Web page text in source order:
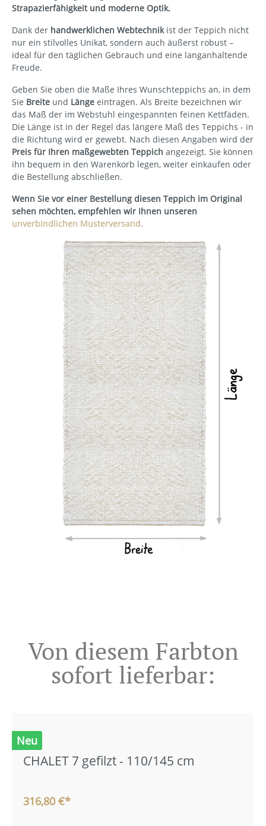
Strapazierfähigkeit und moderne Optik.
Dank der handwerklichen Webtechnikist der Teppich nicht
nur ein stilvolles Unikat, sondern auch äußerst robust –
ideal für den täglichen Gebrauch und eine langanhaltende
Freude.
Geben Sie oben die Maße Ihres Wunschteppichs an, in dem
Sie Breite und Länge eintragen. Als Breite bezeichnen wir
das Maß der im Webstuhl eingespannten feinen Kettfäden.
Die Länge ist in der Regel das längere Maß des Teppichs - in
die Richtung wird er gewebt. Nach diesen Angaben wird der
Preis für Ihren maßgewebten Teppich angezeigt. Sie können
ihn bequem in den Warenkorb legen, weiter einkaufen oder
die Bestellung abschließen.
Wenn Sie vor einer Bestellung diesen Teppich im Original
sehen möchten, empfehlen wir Ihnen unseren
unverbindlichen Musterversand.
Von diesem Farbton
sofort lieferbar:
Neu
CHALET 7 gefilzt - 110/145 cm
316,80 €*